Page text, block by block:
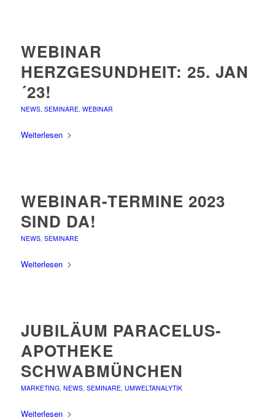
WEBINAR
HERZGESUNDHEIT: 25. JAN
´23!
NEWS, SEMINARE, WEBINAR
Weiterlesen
WEBINAR-TERMINE 2023
SIND DA!
NEWS, SEMINARE
Weiterlesen
JUBILÄUM PARACELUS-
APOTHEKE
SCHWABMÜNCHEN
MARKETING, NEWS, SEMINARE, UMWELTANALYTIK
Weiterlesen